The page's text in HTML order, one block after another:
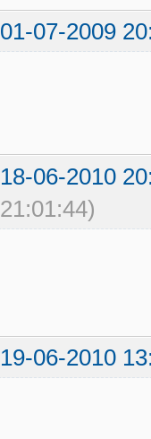
01-07-2009
18-06-2010
21:01:44)
19-06-2010